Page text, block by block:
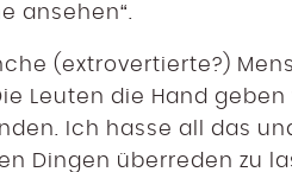
ansehen“.
(extrovertierte?)
Leuten die Hand geben
Ich hasse all das
Dingen überreden zu